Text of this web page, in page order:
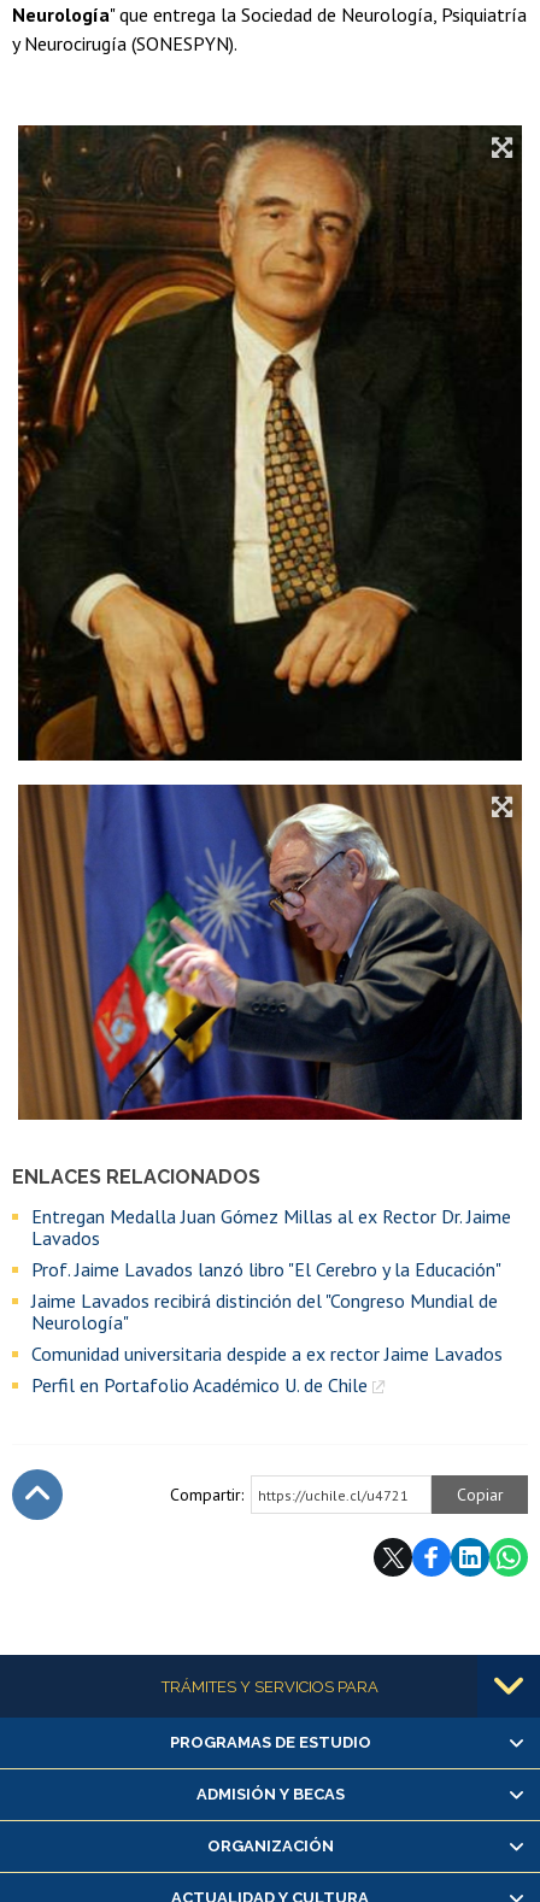
ENLACES RELACIONADOS
Entregan Medalla Juan Gómez Millas al ex Rector Dr. Jaime
Lavados
Prof. Jaime Lavados lanzó libro "El Cerebro y la Educación"
Jaime Lavados recibirá distinción del "Congreso Mundial de
Neurología"
Comunidad universitaria despide a ex rector Jaime Lavados
Perfil en Portafolio Académico U. de Chile
Neurología" que entrega la Sociedad de Neurología, Psiquiatría
y Neurocirugía (SONESPYN).
Compartir: https://uchile.cl/u4721 Copiar
Más informaciónTRÁMITES Y SERVICIOS PARA
Alumnas/os y exalumnas/os
Matrícula en línea
Inscripción y cambio de asignaturas
Consulta y certificado de notas
PROGRAMAS DE ESTUDIO
ADMISIÓN Y BECAS
ORGANIZACIÓN
ACTUALIDAD Y CULTURA